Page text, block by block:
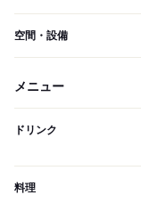
空間・設備
メニュー
ドリンク
料理